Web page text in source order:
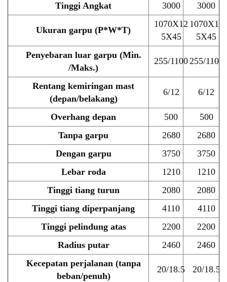
Tinggi Angkat
3000 3000
Ukuran garpu (P*W*T)
1070X12
5X45
1070X12
5X45
Penyebaran luar garpu (Min.
/Maks.)
255/1100255/1100
Rentang kemiringan mast
(depan/belakang)
6/12 6/12
Overhang depan 500
500
Tanpa garpu
2680
2680
Dengan garpu
3750
3750
Lebar roda
1210
1210
Tinggi tiang turun
2080
2080
Tinggi tiang diperpanjang
4110
4110
Tinggi pelindung atas
2200
2200
Radius putar
2460
2460
Kecepatan perjalanan (tanpa
beban/penuh)
20/18.5 20/18.5